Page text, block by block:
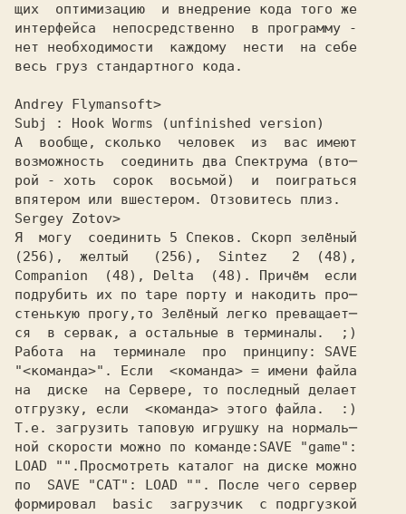
щих  оптимизацию  и внедрение кода того же
интерфейса  непосредственно  в программу -
нет необходимости  каждому  нести  на себе
Andrey Flymansoft>
Subj : Hook Worms (unfinished version)
А  вообще, сколько  человек  из  вас имеют
возможность  соединить два Спектрума (вто─
рой - хоть  сорок  восьмой)  и  поиграться
впятером или вшестером. Отзовитесь плиз.
Sergey Zotov>
Я  могу  соединить 5 Спеков. Скорп зелёный
(256),  желтый   (256),  Sintez   2  (48),
Companion  (48), Delta  (48). Причём  если
подрубить их по tape порту и накодить про─
стенькую прогу,то Зелёный легко преващает─
ся  в сервак, а остальные в терминалы.  ;)
Работа  на  терминале  про  принципу: SAVE
"<команда>". Если  <команда> = имени файла
на  диске  на Сервере, то последный делает
отгрузку, если  <команда> этого файла.  :)
Т.е. загрузить таповую игрушку на нормаль─
ной скорости можно по команде:SAVE "game":
LOAD "".Просмотреть каталог на диске можно
по  SAVE "CAT": LOAD "". После чего сервер
формировал  basic  загрузчик  с подргузкой